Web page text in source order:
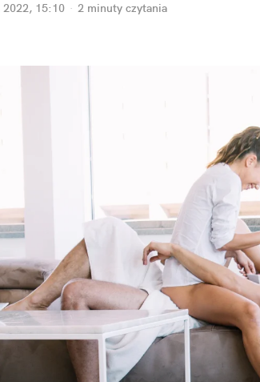
2022, 15:10 · 2 minuty czytania